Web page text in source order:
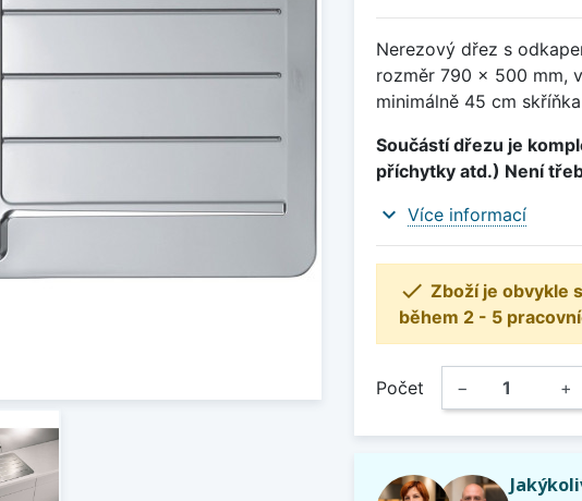
Nerezový dřez s
rozměr 790 x 500 mm,
minimálně 45 cm
Součástí dřezu je
příchytky atd.) Není
expand_more Více informací
 Zboží je obvykle
během 2 - 5
Počet − +